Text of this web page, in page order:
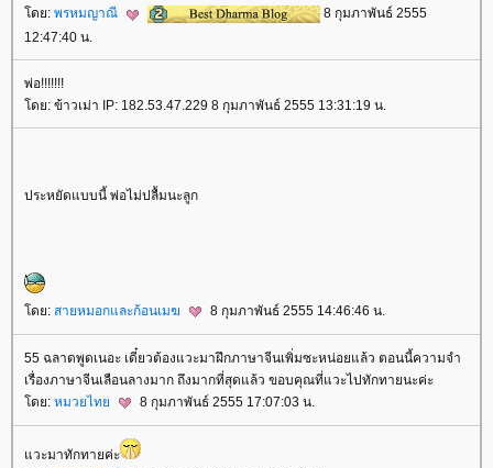
ดย: พรหมญาณี
8 กุมภาพันธ์ 2555
12:47:40 น.
พ่อ!!!!!!!
ดย: ข้าวเม่า IP: 182.53.47.229 8 กุมภาพันธ์ 2555 13:31:19 น.
ประหยัดแบบนี้ พ่อไม่ปลื้มนะลูก
ดย: สายหมอกและก้อนเมฆ 8 กุมภาพันธ์ 2555 14:46:46 น.
55 ฉลาดพูดเนอะ เดี๋ยวต้องแวะมาฝึกภาษาจีนเพิ่มซะหน่อยแล้ว ตอนนี้ความจำ
เรื่องภาษาจีนเลือนลางมาก ถึงมากที่สุดแล้ว ขอบคุณที่แวะไปทักทายนะค่ะ
ดย: หมวยไท 8 กุมภาพันธ์ 2555 17:07:03 น.
วะมาทักทายค่ะ